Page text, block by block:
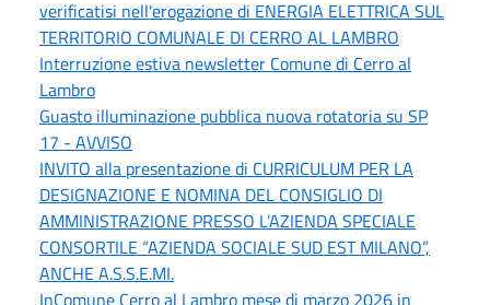
verificatisi nell'erogazione di ENERGIA ELETTRICA SUL
TERRITORIO COMUNALE DI CERRO AL LAMBRO
Interruzione estiva newsletter Comune di Cerro al
Lambro
Guasto illuminazione pubblica nuova rotatoria su SP
17 - AVVISO
INVITO alla presentazione di CURRICULUM PER LA
DESIGNAZIONE E NOMINA DEL CONSIGLIO DI
AMMINISTRAZIONE PRESSO L’AZIENDA SPECIALE
CONSORTILE “AZIENDA SOCIALE SUD EST MILANO”,
ANCHE A.S.S.E.MI.
InComune Cerro al Lambro mese di marzo 2026 in